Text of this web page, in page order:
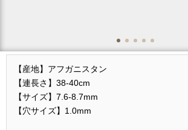
【産地】アフガニスタン
【連長さ】38-40cm
【サイズ】7.6-8.7mm
【穴サイズ】1.0mm